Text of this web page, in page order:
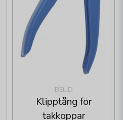
BELID
Klipptång för
takkoppar